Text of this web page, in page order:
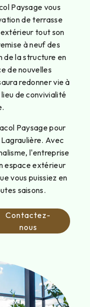
Paysage vous
de terrasse
tout son
à neuf des
de la structure en
de nouvelles
redonner vie à
de convivialité
Paysage pour
Avec
l'entreprise
espace extérieur
vous puissiez en
saisons.
Contactez-
nous